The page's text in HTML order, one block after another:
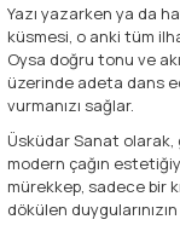
Yazı yazarken ya da
küsmesi, o anki tüm
Oysa doğru tonu ve
üzerinde adeta dans
vurmanızı sağlar.
Üsküdar Sanat
modern çağın
mürekkep, sadece bir
dökülen